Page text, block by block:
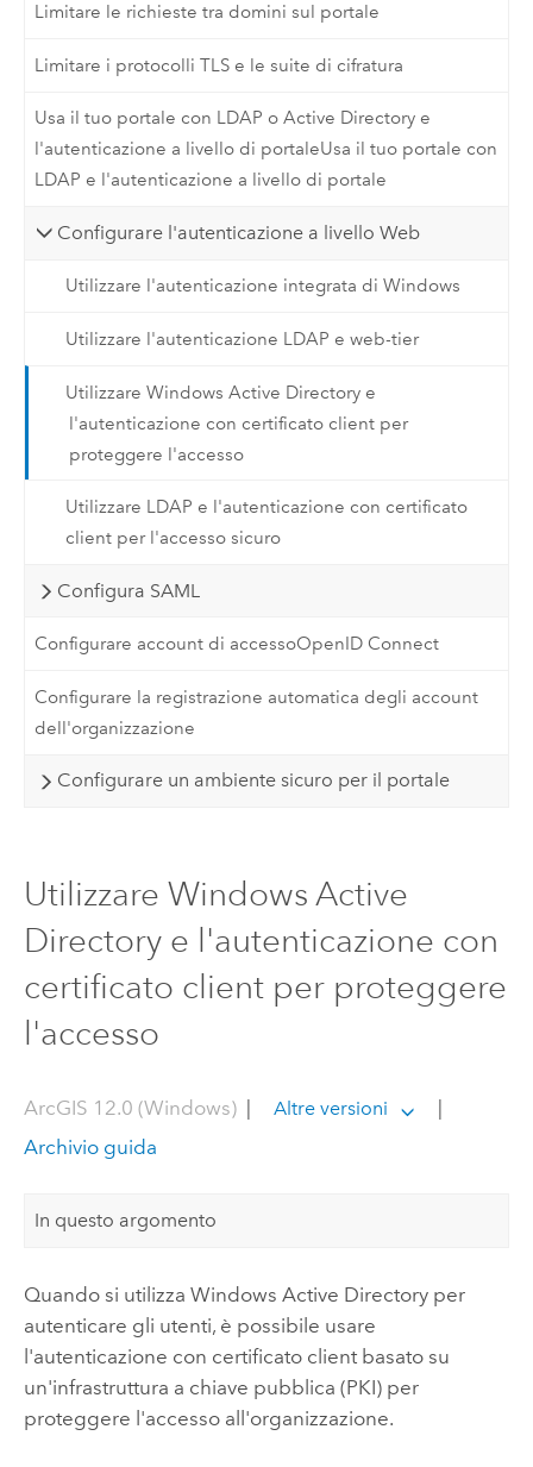
Limitare le richieste tra domini sul portale
Limitare i protocolli TLS e le suite di cifratura
Usa il tuo portale con LDAP o Active Directory e
l'autenticazione a livello di portaleUsa il tuo portale con
LDAP e l'autenticazione a livello di portale
Configurare l'autenticazione a livello Web
Utilizzare l'autenticazione integrata di Windows
Utilizzare l'autenticazione LDAP e web-tier
Utilizzare Windows Active Directory e
l'autenticazione con certificato client per
proteggere l'accesso
Utilizzare LDAP e l'autenticazione con certificato
client per l'accesso sicuro
Configura SAML
Configurare account di accessoOpenID Connect
Configurare la registrazione automatica degli account
dell'organizzazione
Configurare un ambiente sicuro per il portale
Utilizzare Windows Active
Directory e l'autenticazione con
certificato client per proteggere
l'accesso
ArcGIS 12.0 (Windows)| Altre versioni
Archivio guida
In questo argomento
Quando si utilizza Windows Active Directoryper
autenticare gli utenti, è possibile usare
l'autenticazione con certificato client basato su
un'infrastruttura a chiave pubblica (PKI) per
proteggere l'accesso all'organizzazione.